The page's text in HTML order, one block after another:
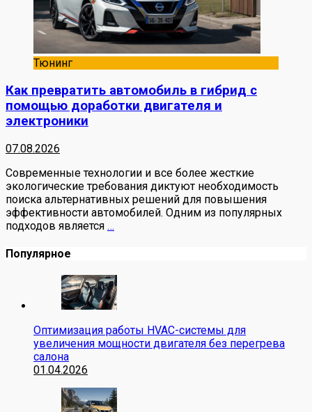
Тюнинг
Как превратить автомобиль в гибрид с
помощью доработки двигателя и
электроники
07.08.2026
Современные технологии и все более жесткие
экологические требования диктуют необходимость
поиска альтернативных решений для повышения
эффективности автомобилей. Одним из популярных
подходов является …
Популярное
Оптимизация работы HVAC-системы для
увеличения мощности двигателя без перегрева
салона
01.04.2026